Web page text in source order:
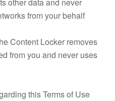
from your behalf
Content Locker removes
from you and never uses
this Terms of Use